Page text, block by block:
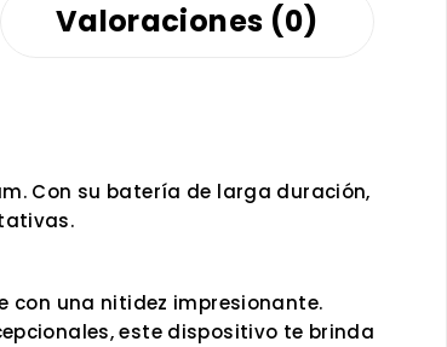
Valoraciones (0)
Con su batería de larga duración,
con una nitidez impresionante.
este dispositivo te brinda